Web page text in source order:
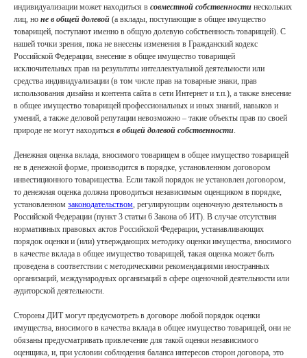
индивидуализации может находиться в совместной собственности нескольких
лиц, но не в общей долевой (а вклады, поступающие в общее имущество
товарищей, поступают именно в общую долевую собственность товарищей). С
нашей точки зрения, пока не внесены изменения в Гражданский кодекс
Российской Федерации, внесение в общее имущество товарищей
исключительных прав на результаты интеллектуальной деятельности или
средства индивидуализации (в том числе прав на товарные знаки, прав
использования дизайна и контента сайта в сети Интернет и т.п.), а также внесение
в общее имущество товарищей профессиональных и иных знаний, навыков и
умений, а также деловой репутации невозможно – такие объекты прав по своей
природе не могут находиться в общей долевой собственности.
Денежная оценка вклада, вносимого товарищем в общее имущество товарищей
не в денежной форме, производится в порядке, установленном договором
инвестиционного товарищества. Если такой порядок не установлен договором,
то денежная оценка должна проводиться независимым оценщиком в порядке,
установленном законодательством, регулирующим оценочную деятельность в
Российской Федерации (пункт 3 статьи 6 Закона об ИТ). В случае отсутствия
нормативных правовых актов Российской Федерации, устанавливающих
порядок оценки и (или) утверждающих методику оценки имущества, вносимого
в качестве вклада в общее имущество товарищей, такая оценка может быть
проведена в соответствии с методическими рекомендациями иностранных
организаций, международных организаций в сфере оценочной деятельности или
аудиторской деятельности.
Стороны ДИТ могут предусмотреть в договоре любой порядок оценки
имущества, вносимого в качества вклада в общее имущество товарищей, они не
обязаны предусматривать привлечение для такой оценки независимого
оценщика, и, при условии соблюдения баланса интересов сторон договора, это
О нас
Услуги
Проекты
Social Impact
Контакты
Юридическая информация.
LCH.LEGAL